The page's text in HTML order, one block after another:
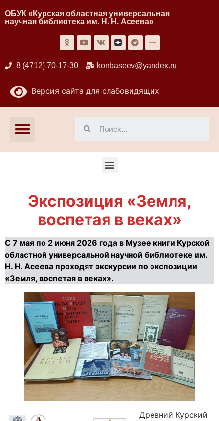
ОБУК «Курская областная универсальная
научная библиотека им. Н. Н. Асеева»
8 (4712) 70-17-30 konbaseev@yandex.ru
Версия сайта для слабовидящих
Экспозиция «Земля,
воспетая в веках»
С 7 мая по 2 июня 2026 года в Музее книги Курской
областной универсальной научной библиотеке им.
Н. Н. Асеева проходят экскурсии по экспозиции
«Земля, воспетая в веках».
Древний Курский